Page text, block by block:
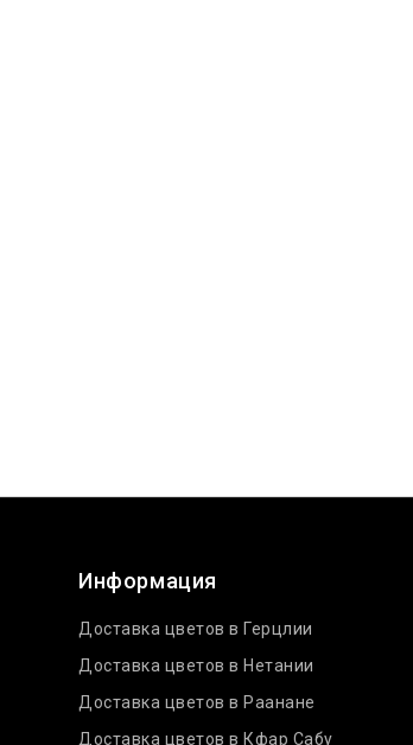
Информация
Доставка цветов в Герцлии
Доставка цветов в Нетании
Доставка цветов в Раанане
Доставка цветов в Кфар Сабу